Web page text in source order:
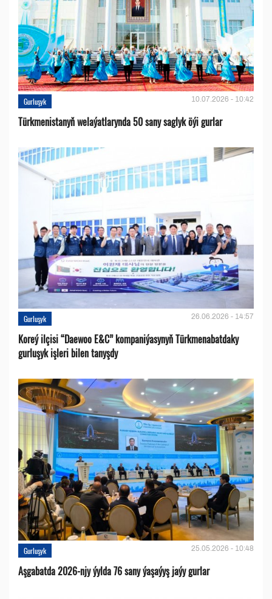
Gurluşyk 10.07.2026 - 10:42
Türkmenistanyň welaýatlarynda 50 sany saglyk öýi gurlar
Gurluşyk 26.06.2026 - 14:57
Koreý ilçisi “Daewoo E&C” kompaniýasynyň Türkmenabatdaky
gurluşyk işleri bilen tanyşdy
Gurluşyk 25.05.2026 - 10:48
Aşgabatda 2026-njy ýylda 76 sany ýaşaýyş jaýy gurlar